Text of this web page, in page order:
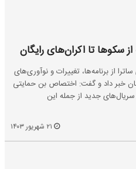
سکوها تا اکران‌های رایگان
از برنامه‌ها، تغییرات و نوآوری‌های
خبر داد و گفت: اختصاص بن حمایتی
سریال‌های جدید از جمله این